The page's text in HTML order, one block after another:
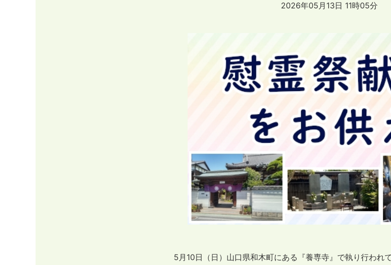
2026年05月13日 11時05分
5月10日（日）山口県和木町にある『養専寺』で執り行われ